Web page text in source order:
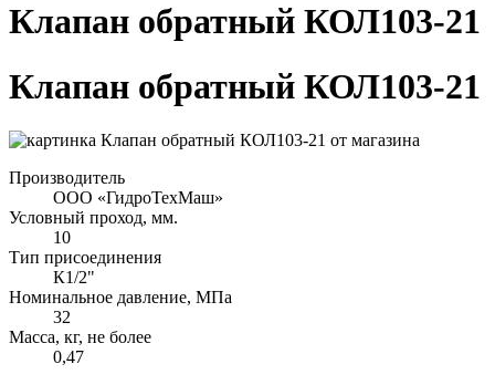
Клапан обратный КОЛ103-21
Клапан обратный КОЛ103-21
Производитель
ООО «ГидроТехМаш»
Условный проход, мм.
10
Тип присоединения
К1/2"
Номинальное давление, МПа
32
Масса, кг, не более
0,47